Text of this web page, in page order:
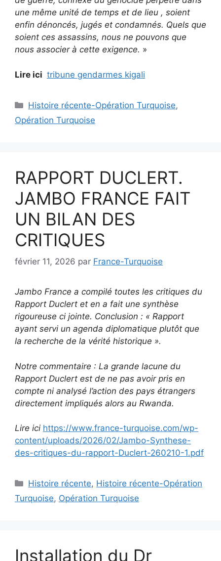
une même unité de temps et de lieu , soient
enfin dénoncés, jugés et condamnés. Quels que
soient ces assassins, nous ne pouvons que
nous associer à cette exigence. »
Lire ici tribune gendarmes kigali
Catégories
Histoire récente-Opération Turquoise,
Opération Turquoise
RAPPORT DUCLERT.
JAMBO FRANCE FAIT
UN BILAN DES
CRITIQUES
février 11, 2026 par France-Turquoise
Jambo France a compilé toutes les critiques du
Rapport Duclert et en a fait une synthèse
rigoureuse ci jointe. Conclusion : « Rapport
ayant servi un agenda diplomatique plutôt que
la recherche de la vérité historique ».
Notre commentaire : La grande lacune du
Rapport Duclert est de ne pas avoir pris en
compte ni analysé l’action des pays étrangers
directement impliqués alors au Rwanda.
Lire ici https://www.france-turquoise.com/wp-
content/uploads/2026/02/Jambo-Synthese-
des-critiques-du-rapport-Duclert-260210-1.pdf
Catégories
Histoire récente, Histoire récente-Opération
Turquoise, Opération Turquoise
Installation du Dr